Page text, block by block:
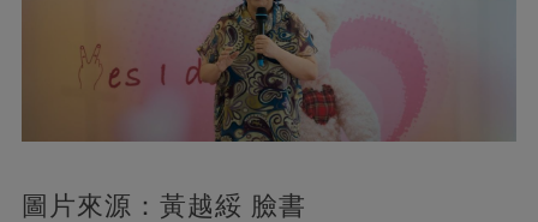
圖片來源：黃越綏 臉書